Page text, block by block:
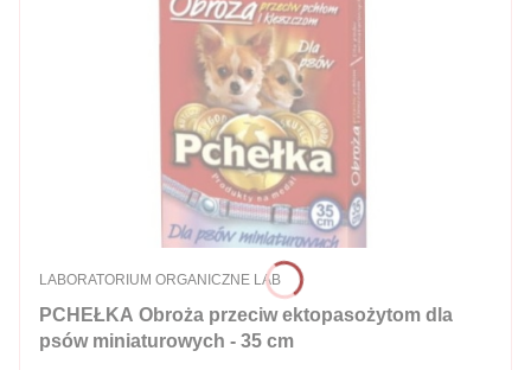
PCHEŁKA Obroża przeciw ektopasożytom dla
psów miniaturowych - 35 cm
PRODUCENT
LABORATORIUM ORGANICZNE LAB